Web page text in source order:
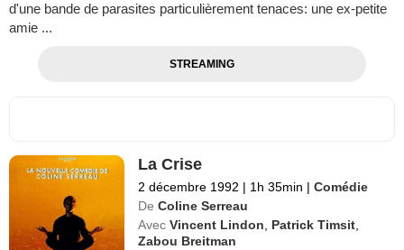
d'une bande de parasites particulièrement tenaces: une ex-petite
amie ...
STREAMING
La Crise
2 décembre 1992 | 1h 35min | Comédie
De Coline Serreau
Avec Vincent Lindon Patrick Timsit
Zabou Breitman